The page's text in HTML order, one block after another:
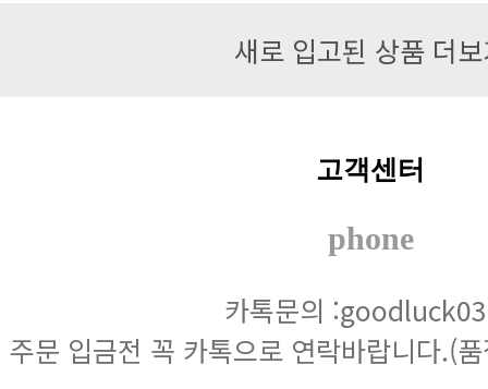
새로 입고된 상품 더
고객센터
phone
카톡문의
주문 입금전 꼭 카톡으로 연락바랍니다.(